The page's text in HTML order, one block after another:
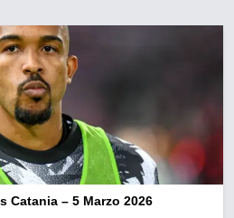
Catania – 5 Marzo 2026